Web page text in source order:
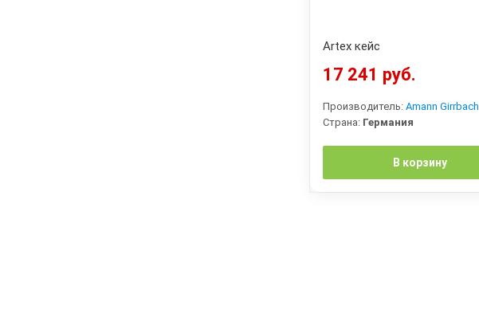
Artex кейс
17 241 руб.
Производитель: Amann Girrbach
Страна: Германия
В корзину